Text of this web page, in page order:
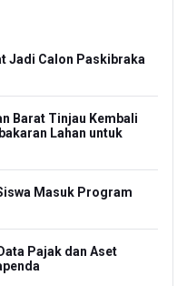
Jadi Calon Paskibraka
Barat Tinjau Kembali
Lahan untuk
Masuk Program
Pajak dan Aset